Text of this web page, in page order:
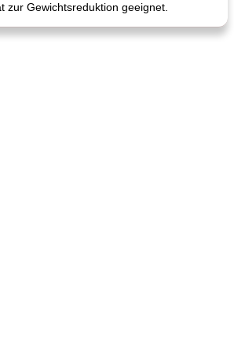
zur Gewichtsreduktion geeignet.